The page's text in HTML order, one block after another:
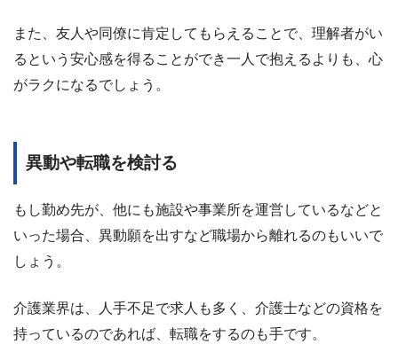
また、友人や同僚に肯定してもらえることで、理解者がい
るという安心感を得ることができ一人で抱えるよりも、心
がラクになるでしょう。
異動や転職を検討る
もし勤め先が、他にも施設や事業所を運営しているなどと
いった場合、異動願を出すなど職場から離れるのもいいで
しょう。
介護業界は、人手不足で求人も多く、介護士などの資格を
持っているのであれば、転職をするのも手です。